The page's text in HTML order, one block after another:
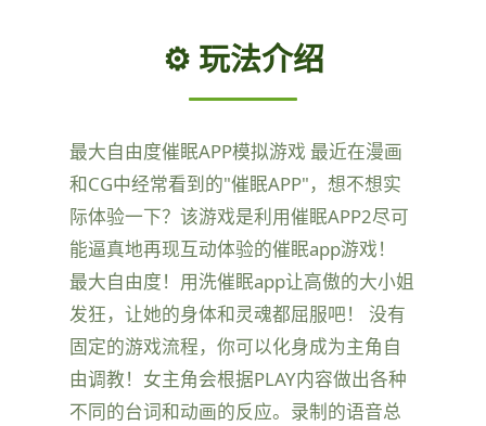
⚙️ 玩法介绍
最大自由度催眠APP模拟游戏 最近在漫画
和CG中经常看到的"催眠APP"，想不想实
际体验一下？该游戏是利用催眠APP2尽可
能逼真地再现互动体验的催眠app游戏！
最大自由度！用洗催眠app让高傲的大小姐
发狂，让她的身体和灵魂都屈服吧！ 没有
固定的游戏流程，你可以化身成为主角自
由调教！女主角会根据PLAY内容做出各种
不同的台词和动画的反应。录制的语音总